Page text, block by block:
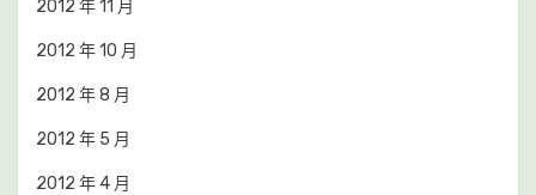
2012 年 11 月
2012 年 10 月
2012 年 8 月
2012 年 5 月
2012 年 4 月